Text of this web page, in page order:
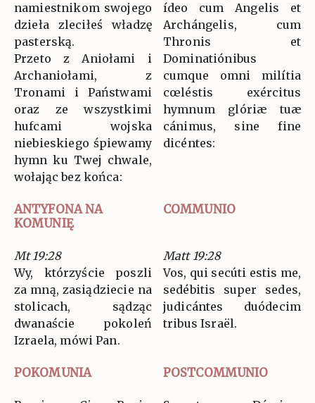
namiestnikom swojego
dzieła zleciłeś władzę
pasterską.
Przeto z Aniołami i
Archaniołami, z
Tronami i Państwami
oraz ze wszystkimi
hufcami wojska
niebieskiego śpiewamy
hymn ku Twej chwale,
wołając bez końca:
ídeo cum Angelis et
Archángelis, cum
Thronis et
Dominatiónibus
cumque omni milítia
cœléstis exércitus
hymnum glóriæ tuæ
cánimus, sine fine
dicéntes:
ANTYFONA NA
KOMUNIĘ
COMMUNIO
Mt 19:28
Wy, którzyście poszli
za mną, zasiądziecie na
stolicach, sądząc
dwanaście pokoleń
Izraela, mówi Pan.
Matt 19:28
Vos, qui secúti estis me,
sedébitis super sedes,
judicántes duódecim
tribus Israël.
POKOMUNIA POSTCOMMUNIO